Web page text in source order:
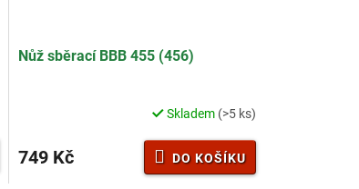
Nůž sběrací BBB 455 (456)
Skladem (>5 ks)
749 Kč DO KOŠÍKU